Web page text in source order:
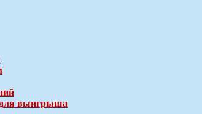
для выигрыша